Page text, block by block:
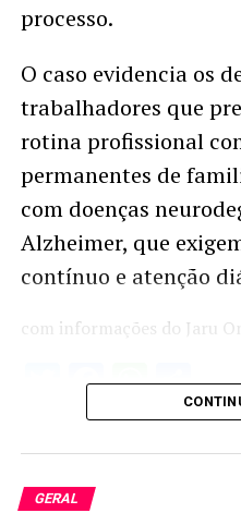
processo.
O caso evidencia os
trabalhadores que
rotina profissional
permanentes de
com doenças
Alzheimer, que
contínuo e atenção
com informações do Jaru
Twitter
GERAL